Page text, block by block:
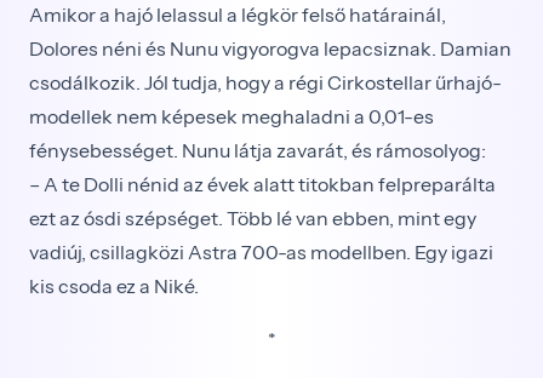
Amikor a hajó lelassul a légkör felső határainál,
Dolores néni és Nunu vigyorogva lepacsiznak. Damian
csodálkozik. Jól tudja, hogy a régi Cirkostellar űrhajó-
modellek nem képesek meghaladni a 0,01-es
fénysebességet. Nunu látja zavarát, és rámosolyog:
– A te Dolli nénid az évek alatt titokban felpreparálta
ezt az ósdi szépséget. Több lé van ebben, mint egy
vadiúj, csillagközi Astra 700-as modellben. Egy igazi
kis csoda ez a Niké.
*